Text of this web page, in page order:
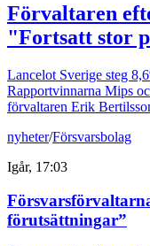
Förvaltaren
"Fortsatt stor
Lancelot Sverige steg
Rapportvinnarna Mips
förvaltaren Erik
nyheter/Försvarsbolag
Igår, 17:03
förutsättningar”